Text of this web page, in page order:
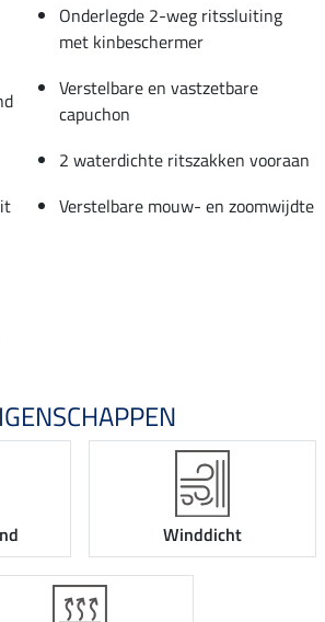
Onderlegde 2-weg ritssluiting
met kinbeschermer
Verstelbare en vastzetbare
capuchon
2 waterdichte ritszakken vooraan
Verstelbare mouw- en zoomwijdte
Winddicht